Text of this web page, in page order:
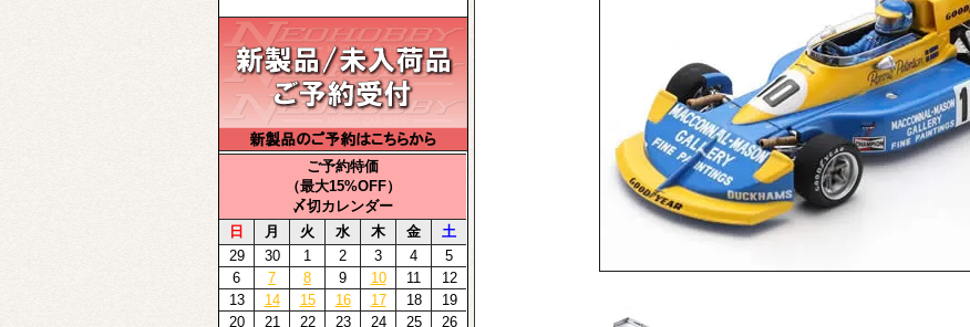
ご予約特価
（最大15%OFF）
〆切カレンダー
日
月 火 水 木 金
土
29
30 1 2 3 4
5
6
7 8 9 10 11
12
13
14 15 16 17 18
19
20
21 22 23 24 25
26